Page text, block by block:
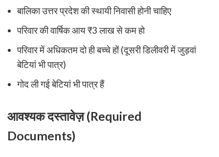
बालिका उत्तर प्रदेश की स्थायी निवासी होनी चाहिए
परिवार की वार्षिक आय ₹3 लाख से कम हो
परिवार में अधिकतम दो ही बच्चे हों (दूसरी डिलीवरी में जुड़वां
बेटियां भी पात्र)
गोद ली गई बेटियां भी पात्र हैं
आवश्यक दस्तावेज़ (Required
Documents)